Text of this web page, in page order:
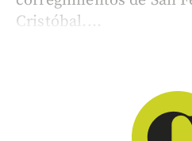
Cristóbal....